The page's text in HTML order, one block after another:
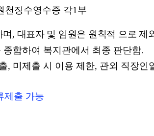
천징수영수증 각1 부
, 대표자 및 임원은 원칙적 으로 제
합하여 복지관에서 최종 판단함.
, 미제출 시 이용 제한, 관외 직장인
제출 가능